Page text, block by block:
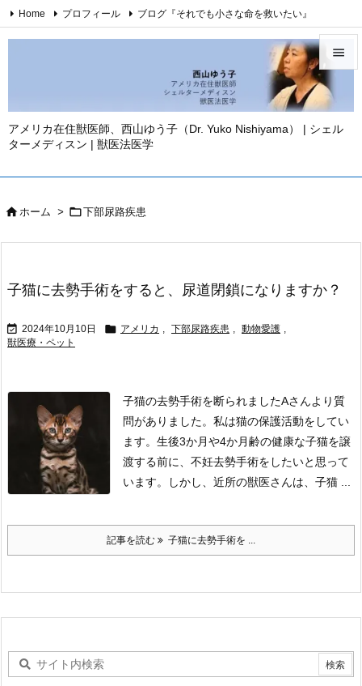
アメリカ在住獣医師、西山ゆう子（Dr. Yuko Nishiyama） | シェル
ターメディスン | 獣医法医学



Home プロフィール ブログ『それでも小さな命を救いたい』
西山ゆう子・YouTubeチャンネル 西山ゆう子・刊行著書
Facebook Instagram
ホーム > 下部尿路疾患
子猫に去勢手術をすると、尿道閉鎖になりますか？
 2024年10月10日  アメリカ , 下部尿路疾患 , 動物愛護 ,
獣医療・ペット
子猫の去勢手術を断られましたAさんより質
問がありました。 私は猫の保護活動をしてい
ます。 生後3か月や4か月齢の健康な子猫を譲
渡する前に、不妊去勢手術をしたいと思って
います。
しかし、近所の獣医さんは、子猫 ...
記事を読む 子猫に去勢手術を ...